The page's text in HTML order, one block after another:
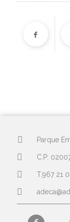
Parque
C.P:
T.967 21